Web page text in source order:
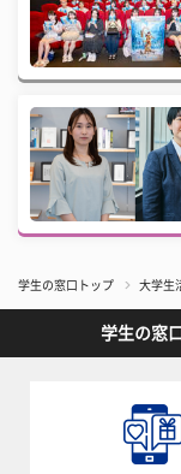
学生の窓口トップ 大学生
学生の窓